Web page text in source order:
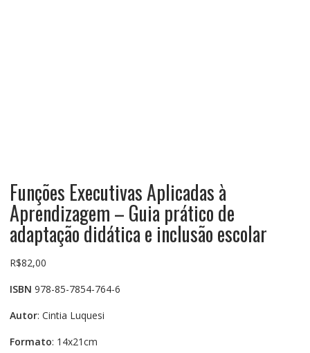
Funções Executivas Aplicadas à
Aprendizagem – Guia prático de
adaptação didática e inclusão escolar
R$82,00
ISBN 978-85-7854-764-6
Autor: Cintia Luquesi
Formato: 14x21cm